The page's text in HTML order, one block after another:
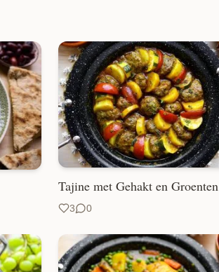
Tajine met Gehakt en Groenten
3 0